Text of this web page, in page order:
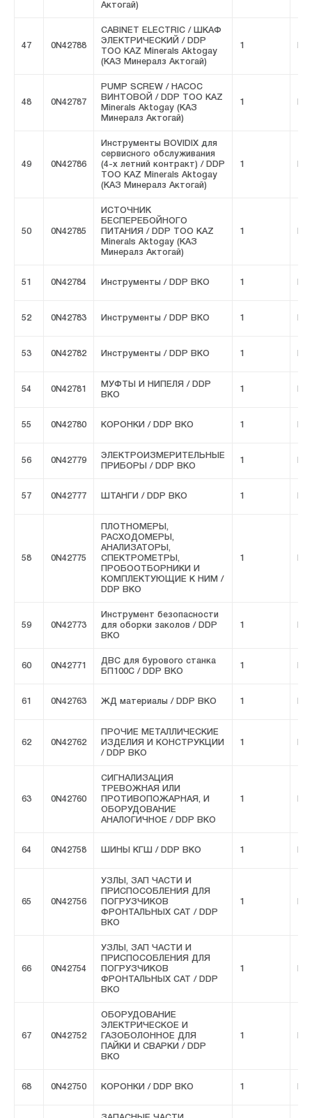
Актогай)
47 0N42788
CABINET ELECTRIC / ШКАФ
ЭЛЕКТРИЧЕСКИЙ / DDP
ТОО KAZ Minerals Aktogay
(КАЗ Минералз Актогай)
1
48 0N42787
PUMP SCREW / НАСОС
ВИНТОВОЙ / DDP ТОО KAZ
Minerals Aktogay (КАЗ
Минералз Актогай)
1
49 0N42786
Инструменты BOVIDIX для
сервисного обслуживания
(4-х летний контракт) / DDP
ТОО KAZ Minerals Aktogay
(КАЗ Минералз Актогай)
1
50 0N42785
ИСТОЧНИК
БЕСПЕРЕБОЙНОГО
ПИТАНИЯ / DDP ТОО KAZ
Minerals Aktogay (КАЗ
Минералз Актогай)
1
51 0N42784 Инструменты / DDP ВКО 1
52 0N42783 Инструменты / DDP ВКО 1
53 0N42782 Инструменты / DDP ВКО 1
54 0N42781
МУФТЫ И НИПЕЛЯ / DDP
ВКО
1
55 0N42780 КОРОНКИ / DDP ВКО 1
56 0N42779
ЭЛЕКТРОИЗМЕРИТЕЛЬНЫЕ
ПРИБОРЫ / DDP ВКО
1
57 0N42777 ШТАНГИ / DDP ВКО 1
58 0N42775
ПЛОТНОМЕРЫ,
РАСХОДОМЕРЫ,
АНАЛИЗАТОРЫ,
СПЕКТРОМЕТРЫ,
ПРОБООТБОРНИКИ И
КОМПЛЕКТУЮЩИЕ К НИМ /
DDP ВКО
1
59 0N42773
Инструмент безопасности
для оборки заколов / DDP
ВКО
1
60 0N42771
ДВС для бурового станка
БП100С / DDP ВКО
1
61 0N42763 ЖД материалы / DDP ВКО 1
62 0N42762
ПРОЧИЕ МЕТАЛЛИЧЕСКИЕ
ИЗДЕЛИЯ И КОНСТРУКЦИИ
/ DDP ВКО
1
63 0N42760
СИГНАЛИЗАЦИЯ
ТРЕВОЖНАЯ ИЛИ
ПРОТИВОПОЖАРНАЯ, И
ОБОРУДОВАНИЕ
АНАЛОГИЧНОЕ / DDP ВКО
1
64 0N42758 ШИНЫ КГШ / DDP ВКО 1
65 0N42756
УЗЛЫ, ЗАП ЧАСТИ И
ПРИСПОСОБЛЕНИЯ ДЛЯ
ПОГРУЗЧИКОВ
ФРОНТАЛЬНЫХ CAT / DDP
ВКО
1
66 0N42754
УЗЛЫ, ЗАП ЧАСТИ И
ПРИСПОСОБЛЕНИЯ ДЛЯ
ПОГРУЗЧИКОВ
ФРОНТАЛЬНЫХ CAT / DDP
ВКО
1
67 0N42752
ОБОРУДОВАНИЕ
ЭЛЕКТРИЧЕСКОЕ И
ГАЗОБОЛОННОЕ ДЛЯ
ПАЙКИ И СВАРКИ / DDP
ВКО
1
68 0N42750 КОРОНКИ / DDP ВКО 1